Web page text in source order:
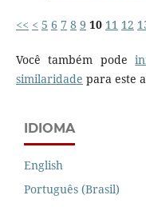
<< < 5 6 7 8 9 10 11 12
Você também pode
similaridade para este
IDIOMA
English
Português (Brasil)